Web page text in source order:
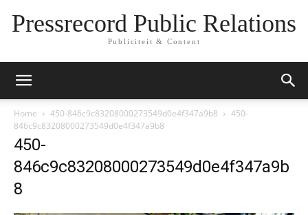
Pressrecord Public Relations
Publiciteit & Content
Home 450-846c9c83208000273549d0e4f347a9b8
450-
846c9c83208000273549d0e4f347a9b8
450-
846c9c83208000273549d0e4f347a9b
8